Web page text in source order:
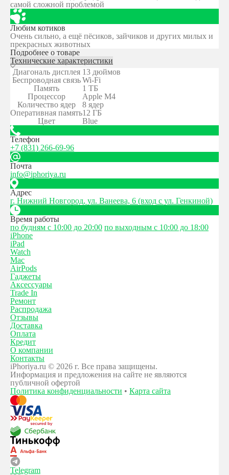
самой сложной проблемой
Любим котиков
Очень сильно, а ещё пёсиков, зайчиков и других милых и
прекрасных животных
Подробнее о товаре
Технические характеристики
Диагональ дисплея 13 дюймов
Беспроводная связь Wi-Fi
Память
1 ТБ
Процессор
Apple M4
Количество ядер
8 ядер
Оперативная память12 ГБ
Цвет
Blue
Телефон
+7 (831) 266-69-96
Почта
info@iphoriya.ru
Адрес
г. Нижний Новгород, ул. Ванеева, 6 (вход с ул. Генкиной)
Время работы
по будням с 10:00 до 20:00 по выходным с 10:00 до 18:00
iPhone
iPad
Watch
Mac
AirPods
Гаджеты
Аксессуары
Trade In
Ремонт
Распродажа
Отзывы
Доставка
Оплата
Кредит
О компании
Контакты
iPhoriya.ru © 2026 г. Все права защищены.
Информация и предложения на сайте не являются
публичной офертой
Политика конфиденциальности • Карта сайта
Telegram